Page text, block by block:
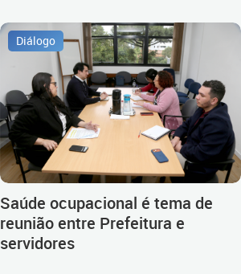
Diálogo
Saúde ocupacional é tema de
reunião entre Prefeitura e
servidores